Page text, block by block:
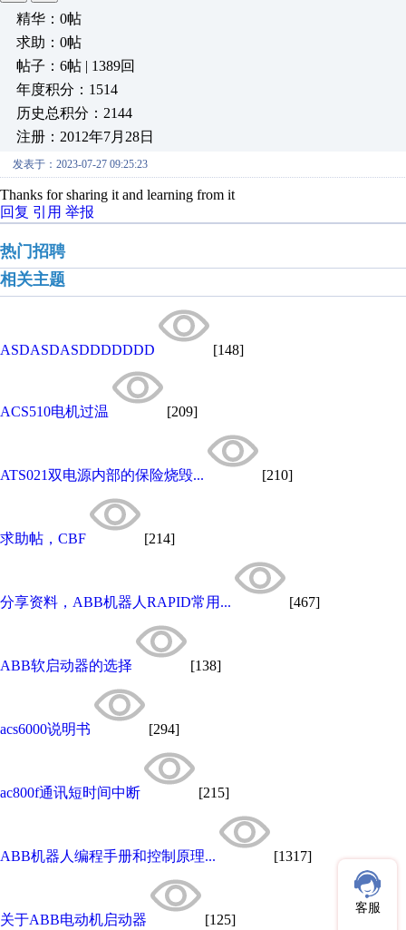
精华：0帖
求助：0帖
帖子：6帖 | 1389回
年度积分：1514
历史总积分：2144
注册：2012年7月28日
发表于：2023-07-27 09:25:23
Thanks for sharing it and learning from it
回复 引用 举报
热门招聘
相关主题
ASDASDASDDDDDDD [148]
ACS510电机过温 [209]
ATS021双电源内部的保险烧毁... [210]
求助帖，CBF [214]
分享资料，ABB机器人RAPID常用... [467]
ABB软启动器的选择 [138]
acs6000说明书 [294]
ac800f通讯短时间中断 [215]
ABB机器人编程手册和控制原理... [1317]
关于ABB电动机启动器 [125]
客服